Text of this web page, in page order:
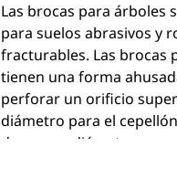
Las brocas para árboles
para suelos abrasivos y
fracturables. Las brocas
tienen una forma
perforar un orificio
diámetro para el
de menor diámetro para